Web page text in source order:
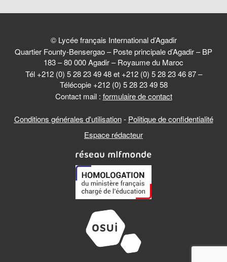
© Lycée français International d’Agadir
Quartier Founty-Bensergao – Poste principale d’Agadir – BP
183 – 80 000 Agadir – Royaume du Maroc
Tél +212 (0) 5 28 23 49 48 et +212 (0) 5 28 23 46 87 –
Télécopie +212 (0) 5 28 23 49 58
Contact mail : formulaire de contact
Conditions générales d'utilisation- Politique de confidentialité
Espace rédacteur